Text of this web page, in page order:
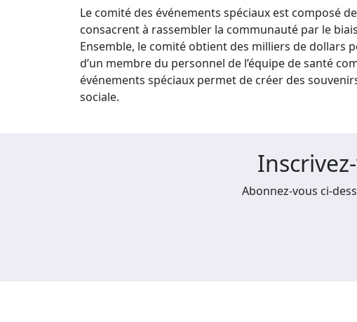
Le comité des événements spéciaux est composé
consacrent à rassembler la communauté par le
Ensemble, le comité obtient des milliers de dollars
d’un membre du personnel de l’équipe de santé
événements spéciaux permet de créer des
sociale.
Abonnez-vous ci-